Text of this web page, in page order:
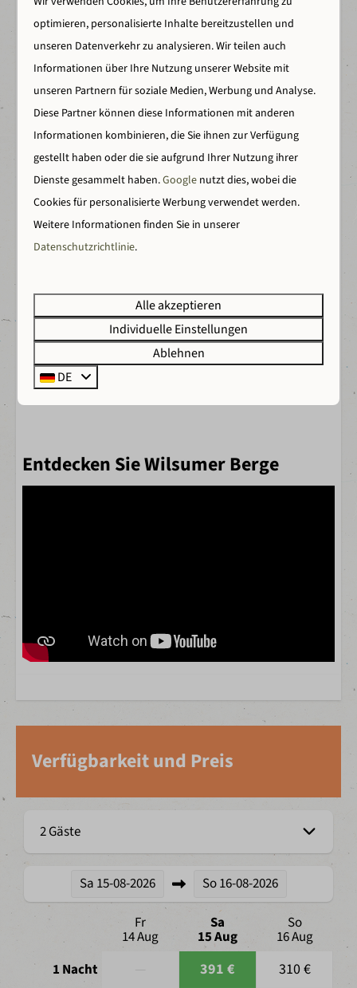
Back to nature
Erlebe Freiheit, Natur und Spaß.
Viele Einrichtungen
Schwimmen, Wellness, Wandern und überraschende
Entdecke die Grafschaft
Historische Städtchen, Burgen und Wanderwege ganz
Entdecken Sie Wilsumer Berge
Verfügbarkeit und Preis
2 Gäste
Sa 15-08-2026 So16-08-2026
Fr
14 Aug
Sa
15 Aug
So
16 Aug
1 Nacht
391 € 310 €
optimieren, personalisierte Inhalte bereitzustellen und
unseren Datenverkehr zu analysieren. Wir teilen auch
Informationen über Ihre Nutzung unserer Website mit
unseren Partnern für soziale Medien, Werbung und Analyse.
Diese Partner können diese Informationen mit anderen
Informationen kombinieren, die Sie ihnen zur Verfügung
gestellt haben oder die sie aufgrund Ihrer Nutzung ihrer
Dienste gesammelt haben.Google nutzt dies, wobei die
Cookies für personalisierte Werbung verwendet werden.
Weitere Informationen finden Sie in unserer
Datenschutzrichtlinie.
Alle akzeptieren
Individuelle Einstellungen
Ablehnen
DE